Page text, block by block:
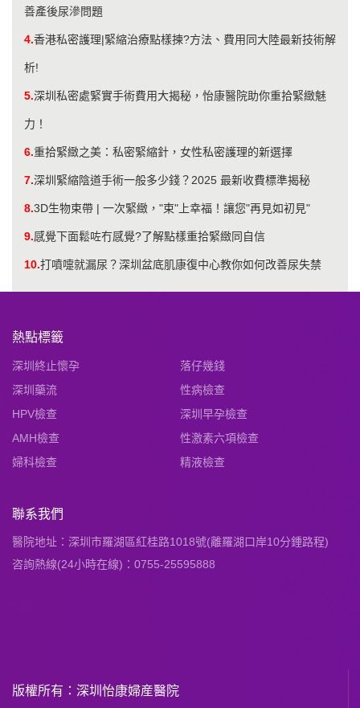
善產後尿滲問題
4.香港私密護理|緊縮治療點樣揀?方法、費用同大陸最新技術解
析!
5.深圳私密處緊實手術費用大揭秘，怡康醫院助你重拾緊緻魅
力！
6.重拾緊緻之美：私密緊縮針，女性私密護理的新選擇
7.深圳緊縮陰道手術一般多少錢？2025 最新收費標準揭秘
8.3D生物束帶 | 一次緊緻，"束"上幸福！讓您"再見如初見"
9.感覺下面鬆咗冇感覺?了解點樣重拾緊緻同自信
10.​打噴嚏就漏尿？深圳盆底肌康復中心教你如何改善尿失禁
熱點標籤
深圳終止懷孕
落仔幾錢
深圳藥流
性病檢查
HPV檢查
深圳早孕檢查
AMH檢查
性激素六項檢查
婦科檢查
精液檢查
聯系我們
醫院地址：深圳市羅湖區紅桂路1018號(離羅湖口岸10分鍾路程)
咨詢熱線(24小時在線)：0755-25595888
版權所有：深圳怡康婦産醫院